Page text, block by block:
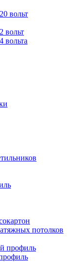
вольт
вольт
вольта
потолков